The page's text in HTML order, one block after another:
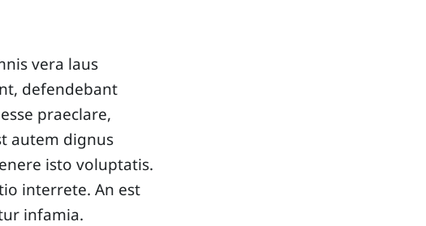
vera laus
defendebant
praeclare,
autem dignus
isto voluptatis.
interrete. An est
infamia.